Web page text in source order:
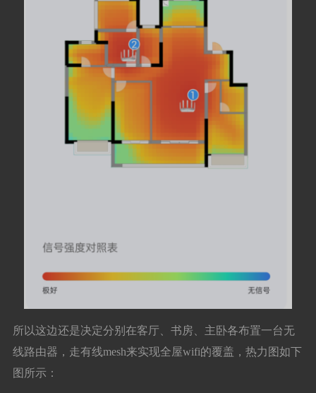
所以这边还是决定分别在客厅、书房、主卧各布置一台无
线路由器，走有线mesh来实现全屋wifi的覆盖，热力图如下
图所示：